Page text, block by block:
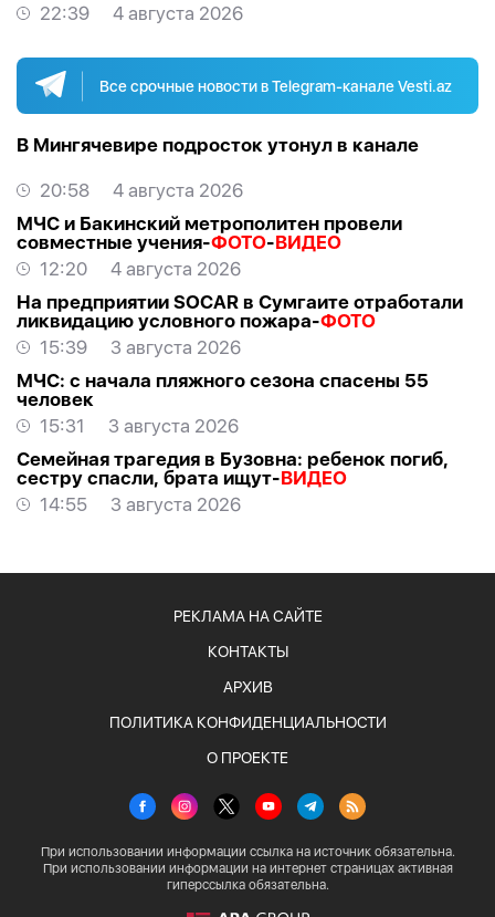
22:39
4 августа 2026
Все срочные новости в Telegram-канале Vesti.az
В Мингячевире подросток утонул в канале
20:58
4 августа 2026
МЧС и Бакинский метрополитен провели
совместные учения-ФОТО-ВИДЕО
12:20
4 августа 2026
На предприятии SOCAR в Сумгаите отработали
ликвидацию условного пожара-ФОТО
15:39
3 августа 2026
МЧС: с начала пляжного сезона спасены 55
человек
15:31
3 августа 2026
Семейная трагедия в Бузовна: ребенок погиб,
сестру спасли, брата ищут-ВИДЕО
14:55
3 августа 2026
РЕКЛАМА НА САЙТЕ
КОНТАКТЫ
АРХИВ
ПОЛИТИКА КОНФИДЕНЦИАЛЬНОСТИ
О ПРОЕКТЕ
При использовании информации ссылка на источник обязательна.
При использовании информации на интернет страницах активная
гиперссылка обязательна.